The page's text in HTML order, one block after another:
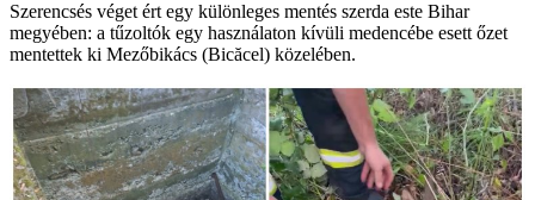
Szerencsés véget ért egy különleges mentés szerda este Bihar
megyében: a tűzoltók egy használaton kívüli medencébe esett őzet
mentettek ki Mezőbikács (Bicăcel) közelében.